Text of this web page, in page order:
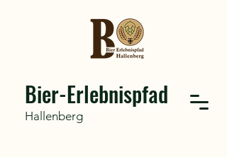
Bier-Erlebnispfad
Hallenberg